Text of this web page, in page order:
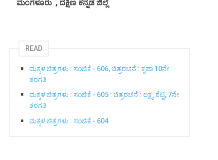
ಮಂಗಳೂರು , ದಕ್ಷಿಣ ಕನ್ನಡ ಜಿಲ್ಲೆ
READ
ಮಕ್ಕಳ ಚಿತ್ರಗಳು : ಸಂಚಿಕೆ - 606, ಚಿತ್ರರಚನೆ : ಕೃಪಾ 10ನೇ
ತರಗತಿ
ಮಕ್ಕಳ ಚಿತ್ರಗಳು : ಸಂಚಿಕೆ - 605 : ಚಿತ್ರರಚನೆ : ಲಕ್ಷ್ಯ ಶೆಟ್ಟಿ, 7ನೇ
ತರಗತಿ
ಮಕ್ಕಳ ಚಿತ್ರಗಳು : ಸಂಚಿಕೆ - 604